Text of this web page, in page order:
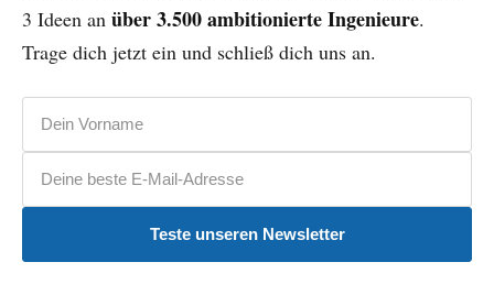
3 Ideen an über 3.500 ambitionierte Ingenieure.
Trage dich jetzt ein und schließ dich uns an.
Teste unseren Newsletter